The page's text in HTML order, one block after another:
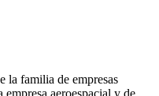
la familia de empresas
aeroespacial y de